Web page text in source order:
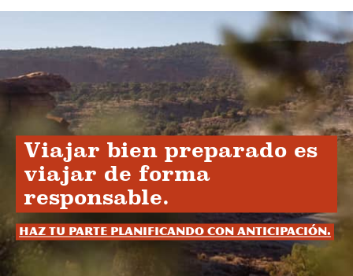
Viajar bien preparado es
viajar de forma
responsable.
Haz tu parte planificando con anticipación.